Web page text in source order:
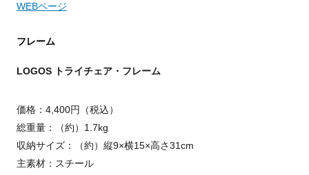
WEBページ
フレーム
LOGOS トライチェア・フレーム
価格：4,400円（税込）
総重量：（約）1.7kg
収納サイズ：（約）縦9×横15×高さ31cm
主素材：スチール